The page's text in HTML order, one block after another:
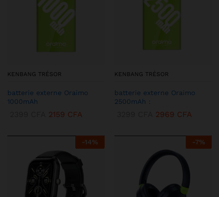
KENBANG TRÉSOR
batterie externe Oraimo
1000mAh
2159 CFA
KENBANG TRÉSOR
batterie externe Oraimo
2500mAh :
2969 CFA
-14% -7%